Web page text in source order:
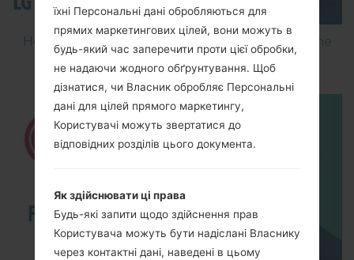
How to Flash Stock Firmware on LG Smartphone
using LG Flash Tool 2014?
їхні Персональні дані обробляються для
прямих маркетингових цілей, вони можуть в
будь-який час заперечити проти цієї обробки,
не надаючи жодного обґрунтування. Щоб
дізнатися, чи Власник обробляє Персональні
дані для цілей прямого маркетингу,
Користувачі можуть звертатися до
відповідних розділів цього документа.
Як здійснювати ці права
Будь-які запити щодо здійснення прав
Користувача можуть бути надіслані Власнику
через контактні дані, наведені в цьому